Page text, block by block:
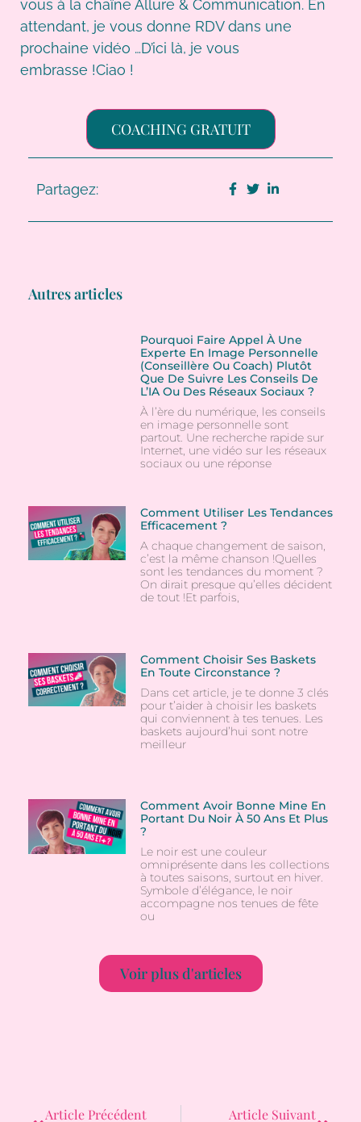
vous à la chaîne Allure & Communication. En
attendant, je vous donne RDV dans une
prochaine vidéo …D’ici là, je vous
embrasse !Ciao !
COACHING GRATUIT
Partagez:
Autres articles
Pourquoi Faire Appel À Une
Experte En Image Personnelle
(conseillère Ou Coach) Plutôt
Que De Suivre Les Conseils De
L’IA Ou Des Réseaux Sociaux ?
À l’ère du numérique, les conseils
en image personnelle sont
partout. Une recherche rapide sur
Internet, une vidéo sur les réseaux
sociaux ou une réponse
Comment Utiliser Les Tendances
Efficacement ?
A chaque changement de saison,
c’est la même chanson !Quelles
sont les tendances du moment ?
On dirait presque qu’elles décident
de tout !Et parfois,
Comment Choisir Ses Baskets
En Toute Circonstance ?
Dans cet article, je te donne 3 clés
pour t’aider à choisir les baskets
qui conviennent à tes tenues. Les
baskets aujourd’hui sont notre
meilleur
Comment Avoir Bonne Mine En
Portant Du Noir À 50 Ans Et Plus
?
Le noir est une couleur
omniprésente dans les collections
à toutes saisons, surtout en hiver.
Symbole d’élégance, le noir
accompagne nos tenues de fête
ou
Voir plus d'articles
Article Précédent Article Suivant